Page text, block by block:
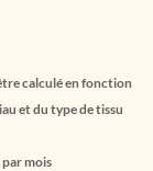
calculé en fonction
et du type de tissu
mois